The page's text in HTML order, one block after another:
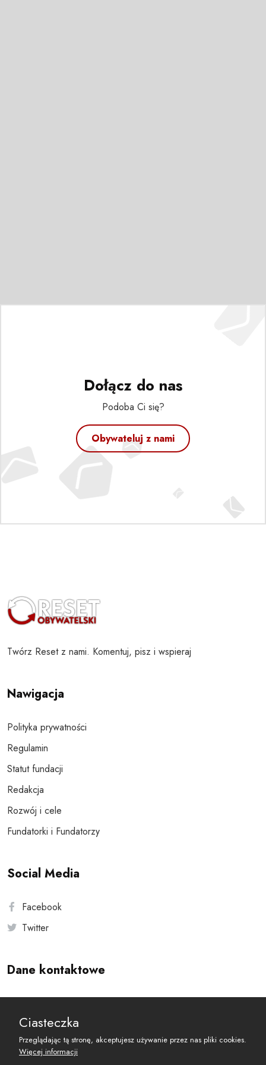
Dołącz do nas
Podoba Ci się?
Obywateluj z nami
Twórz Reset z nami. Komentuj, pisz i wspieraj
Nawigacja
Polityka prywatności
Regulamin
Statut fundacji
Redakcja
Rozwój i cele
Fundatorki i Fundatorzy
Social Media
Facebook
Twitter
Dane kontaktowe
reset@resetobywatelski.pl
Ciasteczka
Przeglądając tą stronę, akceptujesz używanie przez nas pliki cookies.
Więcej informacji